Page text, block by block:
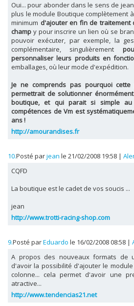
Oui... pour abonder dans le sens de
plus le module Boutique complètement
minimum d'ajouter en fin de traitement
champy pour inscrire un lien où se
pouvoir exécuter, par exemple, la
complémentaire, singulièrement
personnaliser leurs produits en
emballages, où leur mode d'expédition.
Je ne comprends pas pourquoi
permettrait de solutionner
boutique, et qui parait si simple au
compétences de Vm est
ans !
http://amourandises.fr
10.Posté parjean le 21/02/2008 19:58 |
CQFD
La boutique est le cadet de vos soucis ...
jean
http://www.trotti-racing-shop.com
9.Posté parEduardo le 16/02/2008 08:58 |
A propos des nouveaux formats de
d'avoir la possibilité d'ajouter le module
colonne... cela permet d'avoir une
atractive...
http://www.tendencias21.net